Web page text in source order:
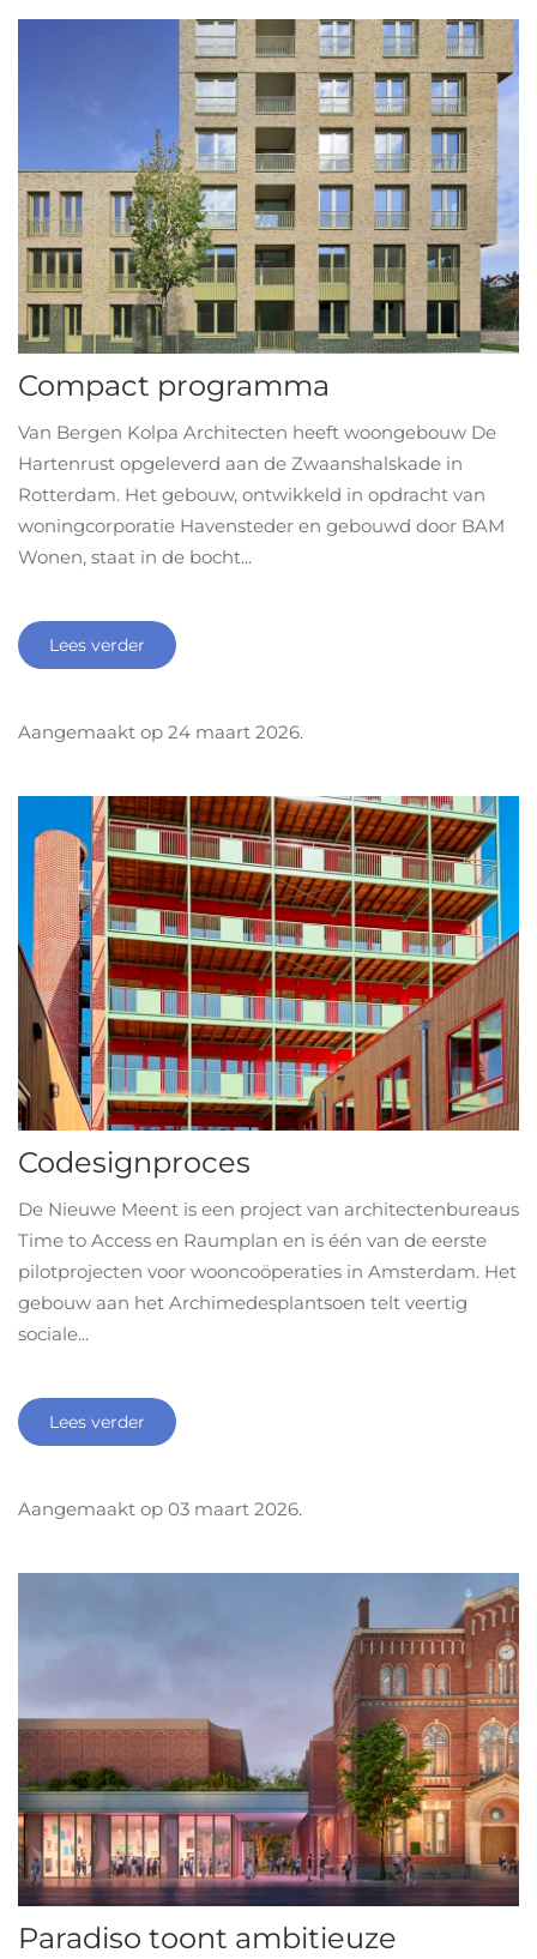
Compact programma
Van Bergen Kolpa Architecten heeft woongebouw De
Hartenrust opgeleverd aan de Zwaanshalskade in
Rotterdam. Het gebouw, ontwikkeld in opdracht van
woningcorporatie Havensteder en gebouwd door BAM
Wonen, staat in de bocht...
Lees verder
Aangemaakt op 24 maart 2026.
Codesignproces
De Nieuwe Meent is een project van architectenbureaus
Time to Access en Raumplan en is één van de eerste
pilotprojecten voor wooncoöperaties in Amsterdam. Het
gebouw aan het Archimedesplantsoen telt veertig
sociale...
Lees verder
Aangemaakt op 03 maart 2026.
Paradiso toont ambitieuze